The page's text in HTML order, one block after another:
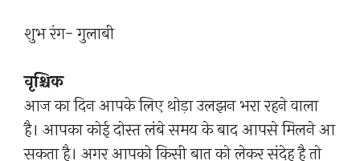
शुभ रंग- गुलाबी
वृश्चिक
आज का दिन आपके लिए थोड़ा उलझन भरा रहने वाला
है। आपका कोई दोस्त लंबे समय के बाद आपसे मिलने आ
सकता है। अगर आपको किसी बात को लेकर संदेह है तो